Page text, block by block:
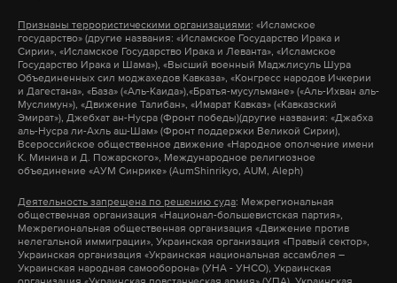
# санкт-петербург # генконсульство # польша
#мид рф
Признаны террористическими организациями: «Исламское
государство» (другие названия: «Исламское Государство Ирака и
Сирии», «Исламское Государство Ирака и Леванта», «Исламское
Государство Ирака и Шама»), «Высший военный Маджлисуль Шура
Объединенных сил моджахедов Кавказа», «Конгресс народов Ичкерии
и Дагестана», «База» («Аль-Каида»),«Братья-мусульмане» («Аль-Ихван аль-
Муслимун»), «Движение Талибан», «Имарат Кавказ» («Кавказский
Эмират»), Джебхат ан-Нусра (Фронт победы)(другие названия: «Джабха
аль-Нусра ли-Ахль аш-Шам» (Фронт поддержки Великой Сирии),
Всероссийское общественное движение «Народное ополчение имени
К. Минина и Д. Пожарского», Международное религиозное
объединение «АУМ Синрике» (AumShinrikyo, AUM, Aleph)
Деятельность запрещена по решению суда: Межрегиональная
общественная организация «Национал-большевистская партия»,
Межрегиональная общественная организация «Движение против
нелегальной иммиграции», Украинская организация «Правый сектор»,
Украинская организация «Украинская национальная ассамблея –
Украинская народная самооборона» (УНА - УНСО), Украинская